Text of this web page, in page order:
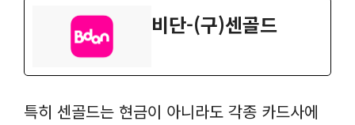
‎비단-(구)센골드
특히 센골드는 현금이 아니라도 각종 카드사에